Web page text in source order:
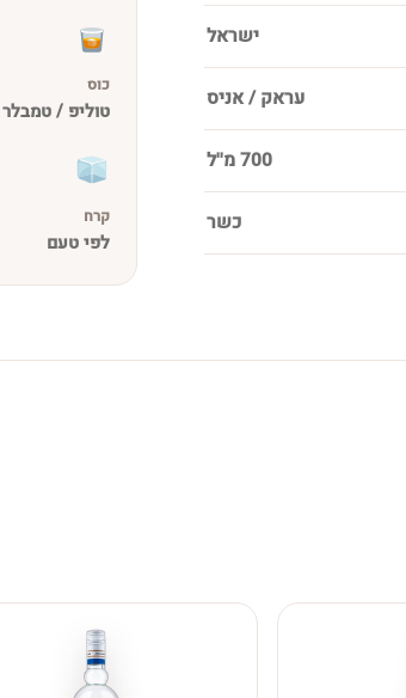
ישראל
עראק / אניס
700 מ''ל
כשר
כוס
טוליפ / טמבלר
קרח
לפי טעם